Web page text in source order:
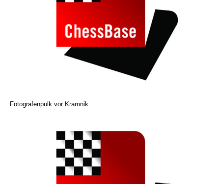
Fotografenpulk vor Kramnik